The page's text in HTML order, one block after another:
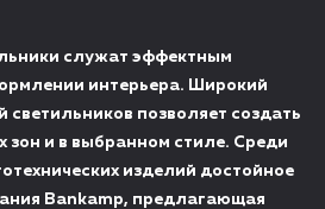
служат эффектным
интерьера. Широкий
светильников позволяет создать
зон и в выбранном стиле. Среди
изделий достойное
Bankamp, предлагающая